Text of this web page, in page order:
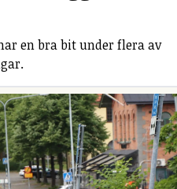
en bra bit under flera av